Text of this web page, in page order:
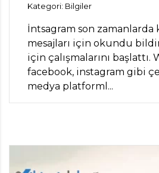
Kategori: Bilgiler
İntsagram son zamanlarda
mesajları için okundu
için çalışmalarını başlattı.
facebook, instagram gibi
medya platforml...